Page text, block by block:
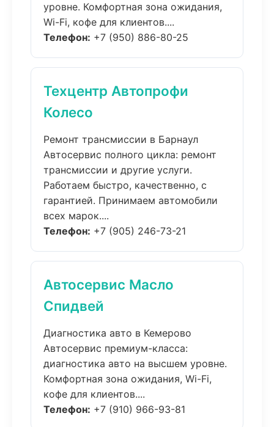
уровне. Комфортная зона ожидания,
Wi-Fi, кофе для клиентов....
Телефон: +7 (950) 886-80-25
Техцентр Автопрофи
Колесо
Ремонт трансмиссии в Барнаул
Автосервис полного цикла: ремонт
трансмиссии и другие услуги.
Работаем быстро, качественно, с
гарантией. Принимаем автомобили
всех марок....
Телефон: +7 (905) 246-73-21
Автосервис Масло
Спидвей
Диагностика авто в Кемерово
Автосервис премиум-класса:
диагностика авто на высшем уровне.
Комфортная зона ожидания, Wi-Fi,
кофе для клиентов....
Телефон: +7 (910) 966-93-81